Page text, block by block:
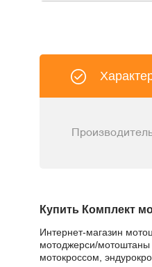
Купить Комплект
Интернет-магазин
мотоджерси/мотоштаны
мотокроссом,